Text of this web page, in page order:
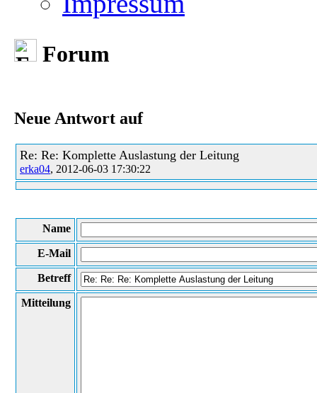
Forum
Neue Antwort auf
Re: Re: Komplette Auslastung der Leitung
erka04, 2012-06-03 17:30:22
Name
E-Mail
Betreff
Mitteilung